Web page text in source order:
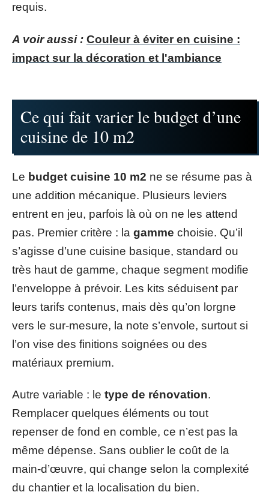
requis.
A voir aussi : Couleur à éviter en cuisine :
impact sur la décoration et l'ambiance
Ce qui fait varier le budget d’une
cuisine de 10 m2
Le budget cuisine 10 m2 ne se résume pas à
une addition mécanique. Plusieurs leviers
entrent en jeu, parfois là où on ne les attend
pas. Premier critère : la gamme choisie. Qu’il
s’agisse d’une cuisine basique, standard ou
très haut de gamme, chaque segment modifie
l’enveloppe à prévoir. Les kits séduisent par
leurs tarifs contenus, mais dès qu’on lorgne
vers le sur-mesure, la note s’envole, surtout si
l’on vise des finitions soignées ou des
matériaux premium.
Autre variable : le type de rénovation.
Remplacer quelques éléments ou tout
repenser de fond en comble, ce n’est pas la
même dépense. Sans oublier le coût de la
main-d’œuvre, qui change selon la complexité
du chantier et la localisation du bien.